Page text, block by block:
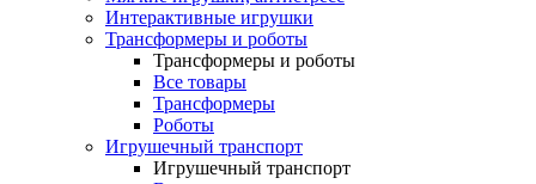
Интерактивные игрушки
Трансформеры и роботы
Трансформеры и роботы
Все товары
Трансформеры
Роботы
Игрушечный транспорт
Игрушечный транспорт